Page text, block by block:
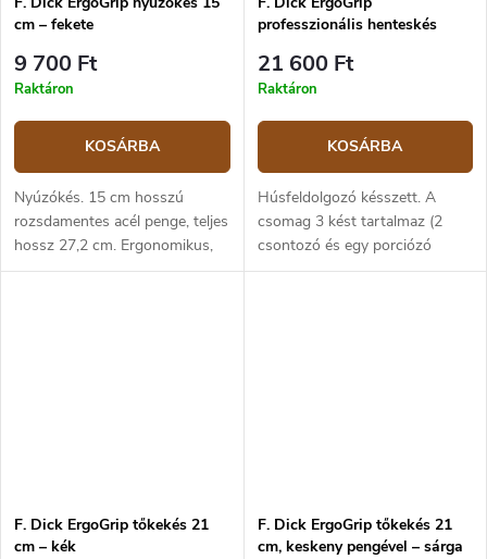
cm – fekete
9 700 Ft
Raktáron
KOSÁRBA
Nyúzókés. 15 cm hosszú
rozsdamentes acél penge, teljes
hossz 27,2 cm. Ergonomikus,
fekete műanyag markolat.
professzionális henteskés
21 600 Ft
Raktáron
KOSÁRBA
Húsfeldolgozó késszett. A
csomag 3 kést tartalmaz (2
csontozó és egy porciózó
tőkekés). X55CrMo14
F. Dick ErgoGrip tőkekés 21
cm – kék
F. Dick ErgoGrip tőkekés 21
cm, keskeny pengével – sárga